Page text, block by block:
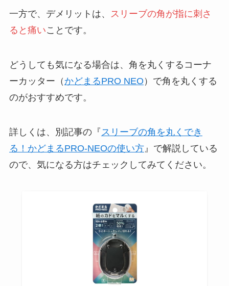
一方で、デメリットは、 スリーブの角が指に刺さ
ると痛いことです。
どうしても気になる場合は、角を丸くするコーナ
ーカッター（かどまるPRO NEO ）で角を丸くする
のがおすすめです。
詳しくは、別記事の『 スリーブの角を丸くでき
る！かどまるPRO-NEOの使い方』で解説している
ので、気になる方はチェックしてみてください。